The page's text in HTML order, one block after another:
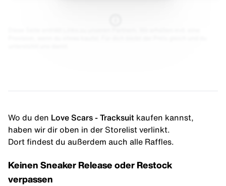
Wo du den Love Scars - Tracksuit kaufen kannst,
haben wir dir oben in der Storelist verlinkt.
Dort findest du außerdem auch alle Raffles.
Keinen Sneaker Release oder Restock
verpassen